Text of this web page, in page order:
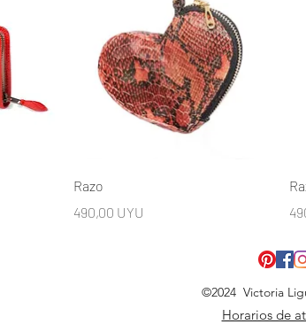
Razo
Precio
490,00 UYU
©2024 Victoria
Horarios de